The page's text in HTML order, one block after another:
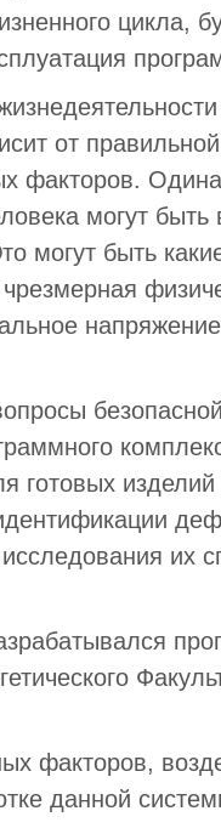
цикла,
от
факторов.
могут
могут быть
готовых
их
факторов,
данной